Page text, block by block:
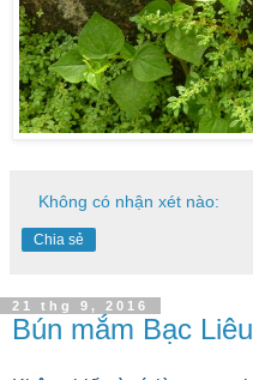
Không có nhận xét nào:
Chia sẻ
21 thg 9, 2016
Bún mắm Bạc Liêu